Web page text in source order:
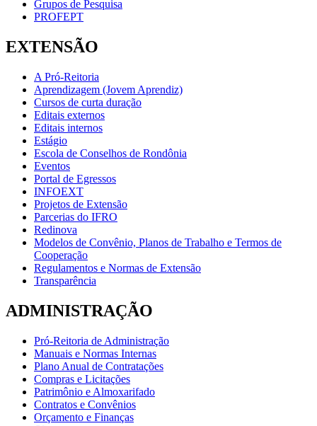
Grupos de Pesquisa
PROFEPT
EXTENSÃO
A Pró-Reitoria
Aprendizagem (Jovem Aprendiz)
Cursos de curta duração
Editais externos
Editais internos
Estágio
Escola de Conselhos de Rondônia
Eventos
Portal de Egressos
INFOEXT
Projetos de Extensão
Parcerias do IFRO
Redinova
Modelos de Convênio, Planos de Trabalho e Termos de
Cooperação
Regulamentos e Normas de Extensão
Transparência
ADMINISTRAÇÃO
Pró-Reitoria de Administração
Manuais e Normas Internas
Plano Anual de Contratações
Compras e Licitações
Patrimônio e Almoxarifado
Contratos e Convênios
Orçamento e Finanças